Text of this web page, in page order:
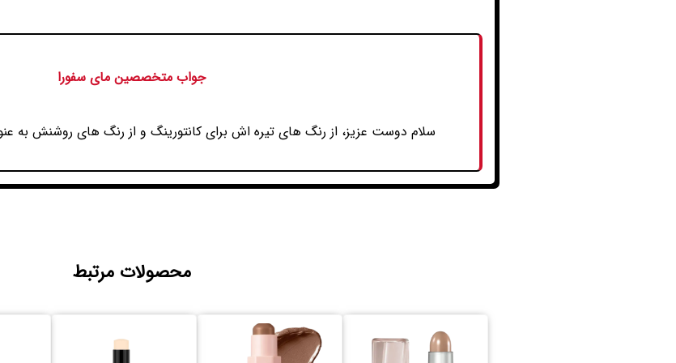
جواب متخصصین مای سفورا
سلام دوست عزیز، از رنگ های تیره اش برای کانتورینگ و از رنگ های روشنش به
محصولات مرتبط